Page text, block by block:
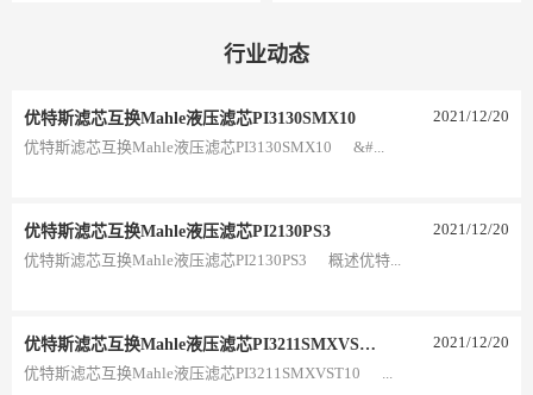
行业动态
优特斯滤芯互换Mahle液压滤芯PI3130SMX10 2021 /12/20
优特斯滤芯互换Mahle液压滤芯PI3130SMX10 &#...
优特斯滤芯互换Mahle液压滤芯PI2130PS3 2021 /12/20
优特斯滤芯互换Mahle液压滤芯PI2130PS3 概述优特...
优特斯滤芯互换Mahle液压滤芯PI3211SMXVST10 2021 /12/20
优特斯滤芯互换Mahle液压滤芯PI3211SMXVST10 ...